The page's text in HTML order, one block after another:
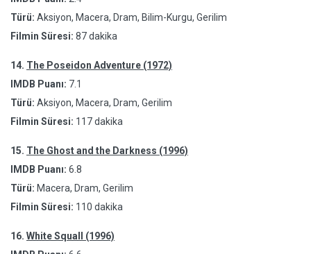
Türü: Aksiyon, Macera, Dram, Bilim-Kurgu, Gerilim
Filmin Süresi: 87 dakika
14. The Poseidon Adventure (1972)
IMDB Puanı: 7.1
Türü: Aksiyon, Macera, Dram, Gerilim
Filmin Süresi: 117 dakika
15. The Ghost and the Darkness (1996)
IMDB Puanı: 6.8
Türü: Macera, Dram, Gerilim
Filmin Süresi: 110 dakika
16. White Squall (1996)